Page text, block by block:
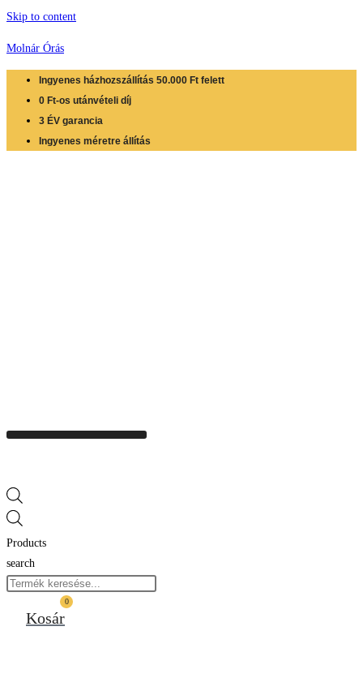
Skip to content
Molnár Órás
Ingyenes házhozszállítás 50.000 Ft felett
0 Ft-os utánvételi díj
3 ÉV garancia
Ingyenes méretre állítás
Products
search
0
Kosár